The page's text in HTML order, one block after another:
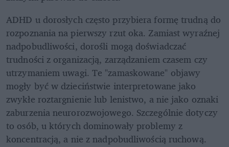
ADHD u dorosłych często przybiera formę trudną do
rozpoznania na pierwszy rzut oka. Zamiast wyraźnej
nadpobudliwości, dorośli mogą doświadczać
trudności z organizacją, zarządzaniem czasem czy
utrzymaniem uwagi. Te "zamaskowane" objawy
mogły być w dzieciństwie interpretowane jako
zwykłe roztargnienie lub lenistwo, a nie jako oznaki
zaburzenia neurorozwojowego. Szczególnie dotyczy
to osób, u których dominowały problemy z
koncentracją, a nie z nadpobudliwością ruchową.